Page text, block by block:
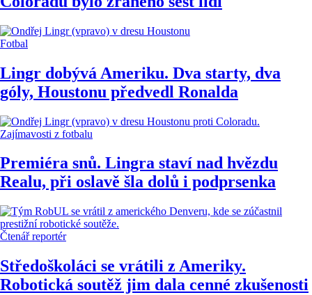
Fotbal
Lingr dobývá Ameriku. Dva starty, dva
góly, Houstonu předvedl Ronalda
Zajímavosti z fotbalu
Premiéra snů. Lingra staví nad hvězdu
Realu, při oslavě šla dolů i podprsenka
Čtenář reportér
Středoškoláci se vrátili z Ameriky.
Robotická soutěž jim dala cenné zkušenosti